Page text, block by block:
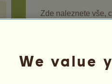
Zde naleznete vše,
bonusy pro
Cena některých
We value